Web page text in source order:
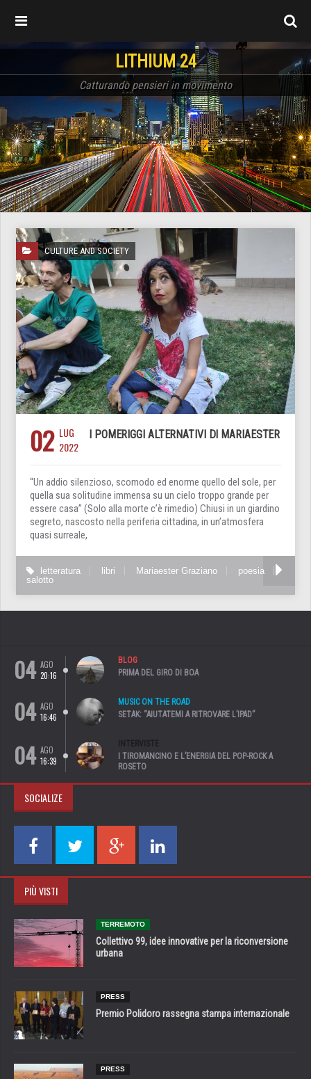
LITHIUM 24
Catturando pensieri in movimento
CULTURE AND SOCIETY
02 LUG
2022
I POMERIGGI ALTERNATIVI DI MARIAESTER
“Un addio silenzioso, scomodo ed enorme quello del sole, per
quella sua solitudine immensa su un cielo troppo grande per
essere casa” (Solo alla morte c’è rimedio) Chiusi in un giardino
segreto, nascosto nella periferia cittadina, in un’atmosfera
quasi surreale,
letteratura libri Mariaester Graziano
poesia
salotto
04 AGO
20:16
BLOG
PRIMA DEL GIRO DI BOA
04 AGO
16:46
MUSIC ON THE ROAD
SETAK: “AIUTATEMI A RITROVARE L’IPAD”
04 AGO
16:39
INTERVISTE
I TIROMANCINO E L’ENERGIA DEL POP-ROCK A
ROSETO
SOCIALIZE
PIÙ VISTI
TERREMOTO
Collettivo 99, idee innovative per la riconversione
urbana
PRESS
Premio Polidoro rassegna stampa internazionale
PRESS